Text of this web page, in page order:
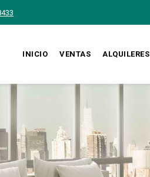
INICIO VENTAS ALQUILERES